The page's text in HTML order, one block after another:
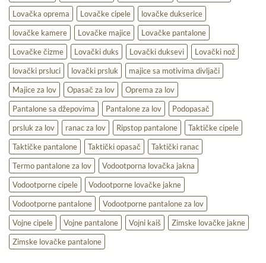
Lovačka oprema Lovačke cipele
lovačke dukserice
lovačke kamere
Lovačke majice
Lovačke pantalone
Lovačke čizme
Lovački duks Lovački duksevi
Lovački nož
lovački prsluci
lovački prsluk
majice sa motivima divljači
Majice za lov
Opasač za lov
Oprema za lov
Pantalone sa džepovima
Pantalone za lov
Podopasač
prsluk za lov
ranac za lov Ripstop pantalone
Taktičke cipele
Taktičke pantalone
Taktički opasač
Taktički ranac
Termo pantalone za lov
Vodootporna lovačka jakna
Vodootporne cipele
Vodootporne lovačke jakne
Vodootporne pantalone
Vodootporne pantalone za lov
Vojne cipele
Vojne pantalone Vojni kaiš
Zimske lovačke jakne
Zimske lovačke pantalone